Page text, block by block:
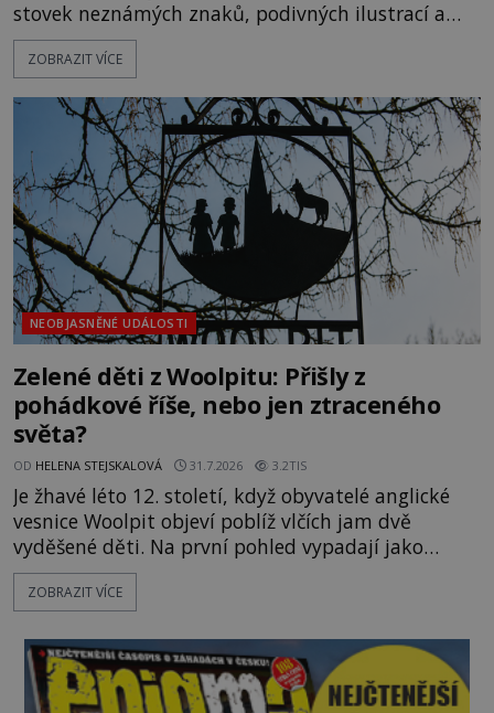
stovek neznámých znaků, podivných ilustrací a
textu, který už téměř dvě století vzdoruje všem
pokusům o rozluštění. Rohoncský kodex patří mezi
jistotou neví, kdo jej napsal, kdy vznikl ani co
vlastně vypráví. Rohoncský kodex se poprvé
objevuje v roce
ZOBRAZIT VÍCE
NEOBJASNĚNÉ UDÁLOSTI
Zelené děti z Woolpitu: Přišly z
pohádkové říše, nebo jen ztraceného
světa?
OD HELENA STEJSKALOVÁ 31.7.2026 3.2TIS
Je žhavé léto 12. století, když obyvatelé anglické
vesnice Woolpit objeví poblíž vlčích jam dvě
vyděšené děti. Na první pohled vypadají jako
každé jiné, až na jednu děsivou výjimku. Jejich
kůže má nazelenalý odstín, mluví
kromě syrových bobů. Příběh se rychle stává
jednou z největších záhad středověké Anglie a ani
po téměř devíti stech letech není
ZOBRAZIT VÍCE